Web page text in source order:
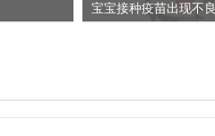
宝宝接种疫苗出现不